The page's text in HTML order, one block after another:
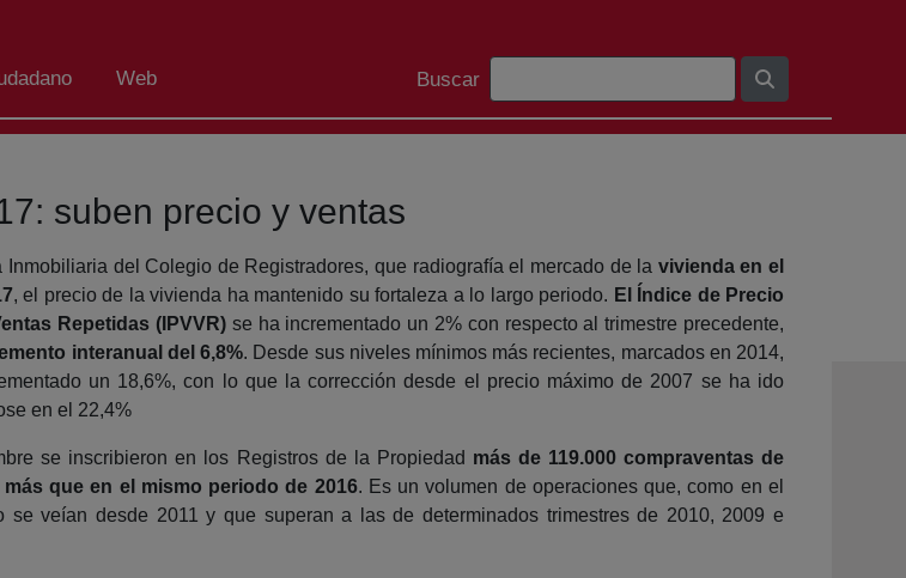
Web
Barra de cerca
Buscar
suben precio y ventas
Inmobiliaria del Colegio de Registradores, que radiografía el mercado de la vivienda en el
, el precio de la vivienda ha mantenido su fortaleza a lo largo periodo. El Índice de Precio
Repetidas (IPVVR)se ha incrementado un 2% con respecto al trimestre precedente,
interanual del 6,8%. Desde sus niveles mínimos más recientes, marcados en 2014,
un 18,6%, con lo que la corrección desde el precio máximo de 2007 se ha ido
en el 22,4%
se inscribieron en los Registros de la Propiedad más de 119.000 compraventas de
que en el mismo periodo de 2016. Es un volumen de operaciones que, como en el
se veían desde 2011 y que superan a las de determinados trimestres de 2010, 2009 e